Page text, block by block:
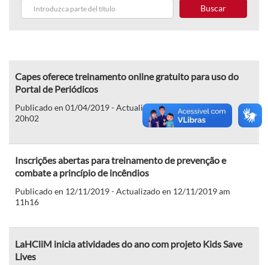
Buscar
Capes oferece treinamento online gratuito para uso do
Portal de Periódicos
Publicado en 01/04/2019 - Actualizado en 01/04/2019 pm
20h02
Inscrições abertas para treinamento de prevenção e
combate a princípio de incêndios
Publicado en 12/11/2019 - Actualizado en 12/11/2019 am
11h16
LaHCliM inicia atividades do ano com projeto Kids Save
Lives